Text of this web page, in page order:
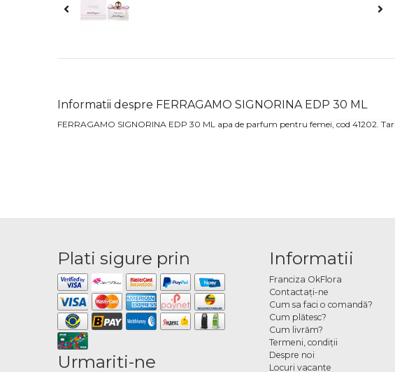
Informatii despre FERRAGAMO SIGNORINA EDP 30 ML
FERRAGAMO SIGNORINA EDP 30 ML apa de parfum pentru femei, cod 41202.
Plati sigure prin
Urmariti-ne
Informatii
Franciza OkFlora
Contactaţi-ne
Cum sa faci o comandă?
Cum plătesc?
Cum livrăm?
Termeni, condiţii
Despre noi
Locuri vacante